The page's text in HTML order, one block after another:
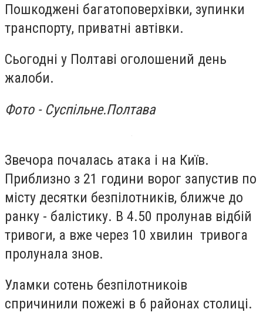
Пошкоджені багатоповерхівки, зупинки
транспорту, приватні автівки.
Сьогодні у Полтаві оголошений день
жалоби.
Фото - Суспільне.Полтава
Звечора почалась атака і на Київ.
Приблизно з 21 години ворог запустив по
місту десятки безпілотників, ближче до
ранку - балістику. В 4.50 пролунав відбій
тривоги, а вже через 10 хвилин тривога
пролунала знов.
Уламки сотень безпілотникоів
спричинили пожежі в 6 районах столиці.